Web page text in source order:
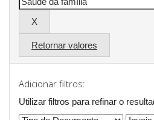
Retornar valores
Adicionar filtros:
Utilizar filtros para refinar o